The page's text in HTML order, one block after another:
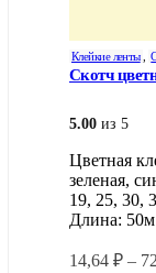
Клейкие ленты,
Скотч
5.00 из 5
Цветная
зеленая,
19, 25, 30,
Длина: 50м
14,64 ₽ –